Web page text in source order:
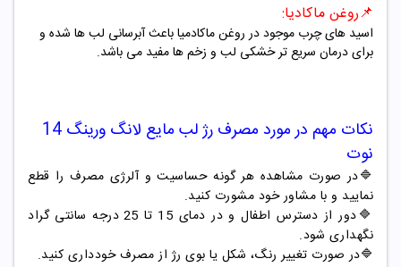
📌روغن ماکادیا:
اسید های چرب موجود در روغن ماکادمیا باعث آبرسانی لب ها شده و
برای درمان سریع تر خشکی لب و زخم ها مفید می باشد.
نکات مهم در مورد مصرف رژ لب مایع لانگ ورینگ 14
نوت
🔷در صورت مشاهده هر گونه حساسیت و آلرژی مصرف را قطع
نمایید و با مشاور خود مشورت کنید.
🔷دور از دسترس اطفال و در دمای 15 تا 25 درجه سانتی گراد
نگهداری شود.
🔷در صورت تغییر رنگ، شکل یا بوی رژ از مصرف خودداری کنید.